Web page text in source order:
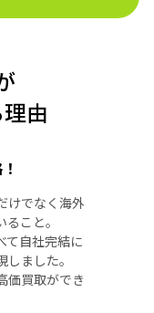
由
けでなく海外
こと。
て自社完結に
ました。
価買取ができ